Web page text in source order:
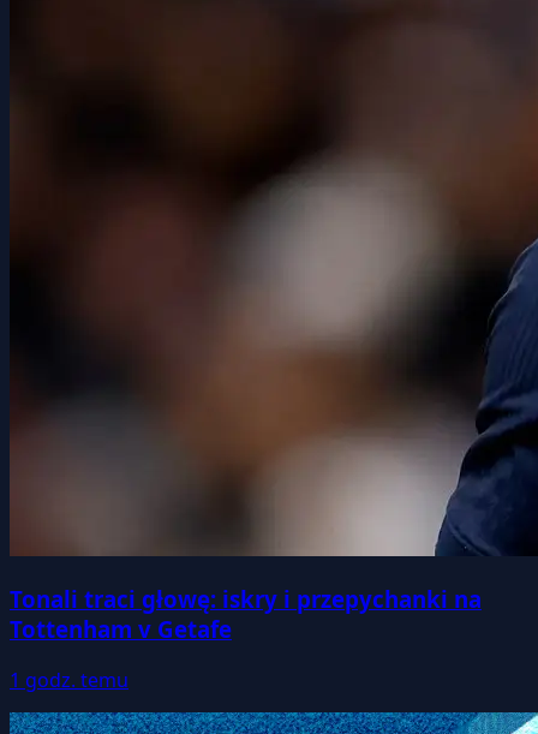
Tonali traci głowę: iskry i przepychanki na
Tottenham v Getafe
1 godz. temu